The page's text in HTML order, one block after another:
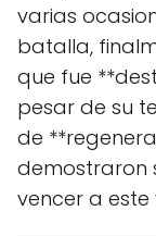
varias
batalla,
que fue
pesar de su
de
demostraron
vencer a este